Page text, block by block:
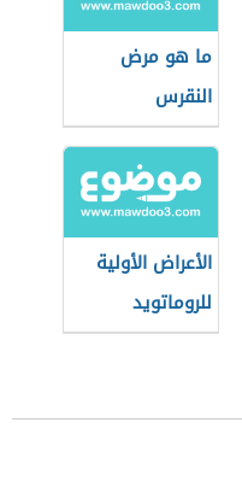
ما هو مرض
النقرس
الأعراض الأولية
للروماتويد